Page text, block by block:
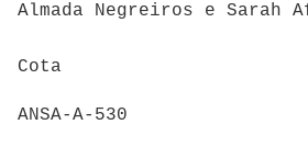
Almada Negreiros e Sarah
Cota
ANSA-A-530